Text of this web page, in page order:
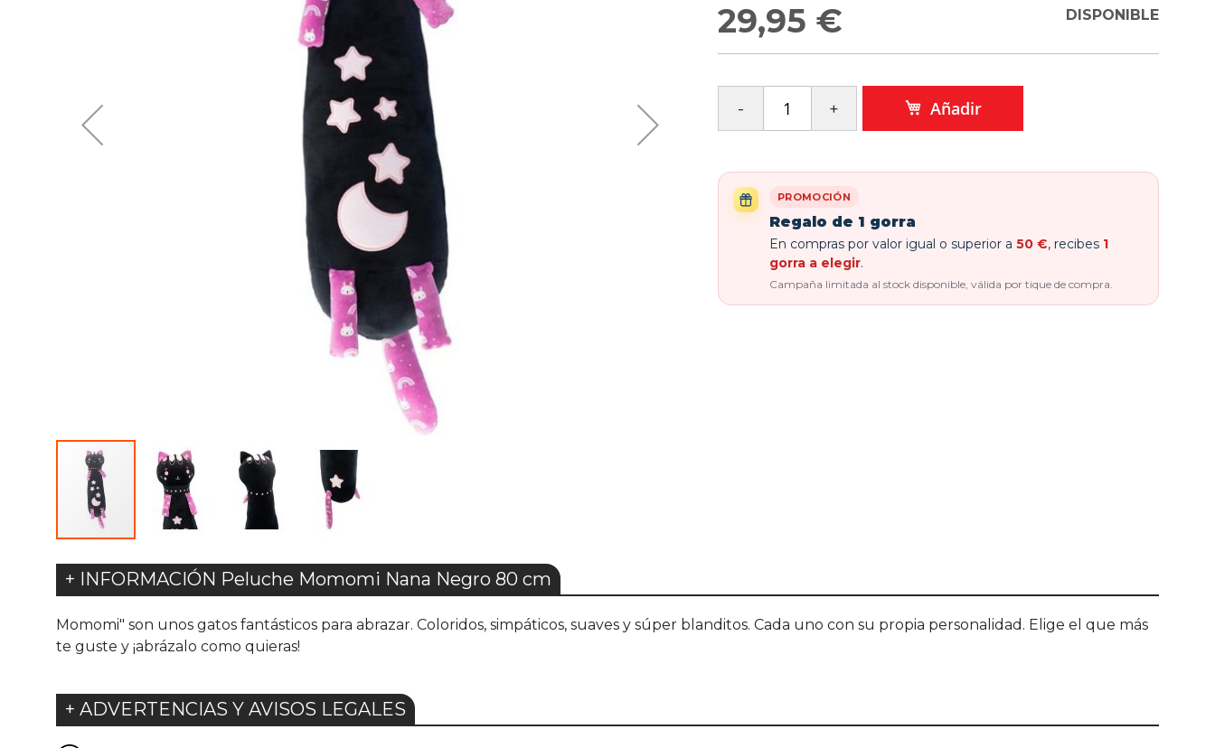
29,95 € DISPONIBLE
Añadir
PROMOCIÓN
Regalo de 1 gorra
En compras por valor igual o superior a 50 €, recibes 1
gorra a elegir.
Campaña limitada al stock disponible, válida por tique de compra.
+ INFORMACIÓN Peluche Momomi Nana Negro 80 cm
Momomi" son unos gatos fantásticos para abrazar. Coloridos, simpáticos, suaves y súper blanditos. Cada uno con su propia personalidad. Elige el que más
te guste y ¡abrázalo como quieras!
+ ADVERTENCIAS Y AVISOS LEGALES